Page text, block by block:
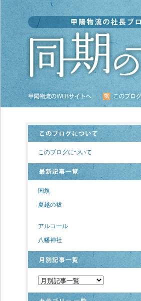
このブログについて
国旗
夏越の祓
アルコール
八幡神社